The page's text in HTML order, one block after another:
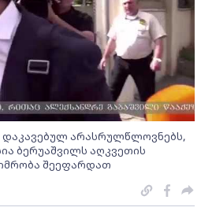
დაკავებულ არასრულწლოვნებს,
ბერუაშვილს აღკვეთის
შეეფარდათ